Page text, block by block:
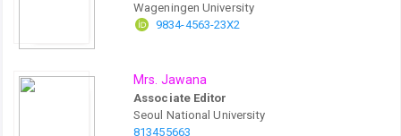
Wageningen University
9834-4563-23X2
Mrs. Jawana
Associate Editor
Seoul National University
813455663